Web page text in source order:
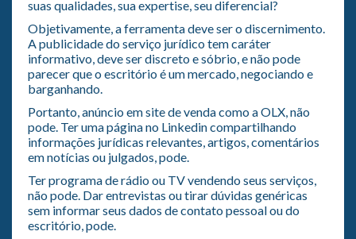
suas qualidades, sua expertise, seu diferencial?
Objetivamente, a ferramenta deve ser o discernimento.
A publicidade do serviço jurídico tem caráter
informativo, deve ser discreto e sóbrio, e não pode
parecer que o escritório é um mercado, negociando e
barganhando.
Portanto, anúncio em site de venda como a OLX, não
pode. Ter uma página no Linkedin compartilhando
informações jurídicas relevantes, artigos, comentários
em notícias ou julgados, pode.
Ter programa de rádio ou TV vendendo seus serviços,
não pode. Dar entrevistas ou tirar dúvidas genéricas
sem informar seus dados de contato pessoal ou do
escritório, pode.